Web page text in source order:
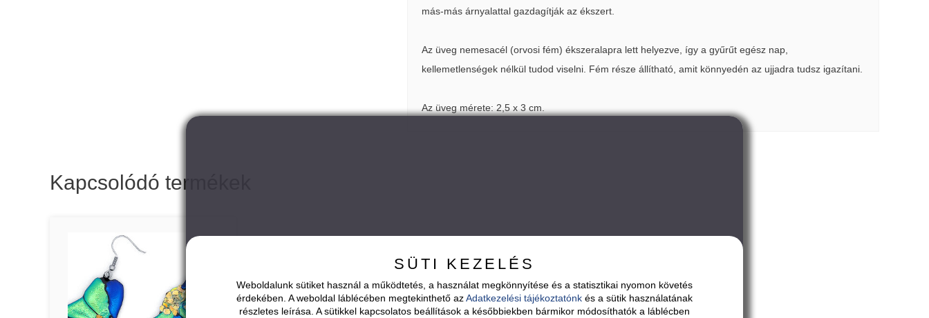
más-más árnyalattal gazdagítják az ékszert.
Az üveg nemesacél (orvosi fém) ékszeralapra lett helyezve, így a gyűrűt egész nap,
kellemetlenségek nélkül tudod viselni. Fém része állítható, amit könnyedén az ujjadra tudsz igazítani.
Az üveg mérete: 2,5 x 3 cm.
Kapcsolódó termékek
SÜTI KEZELÉS
Weboldalunk sütiket használ a működtetés, a használat megkönnyítése és a statisztikai nyomon követés
érdekében. A weboldal láblécében megtekinthető azAdatkezelési tájékoztatónkés a sütik használatának
részletes leírása. A sütikkel kapcsolatos beállítások a későbbiekben bármikor módosíthatók a láblécben